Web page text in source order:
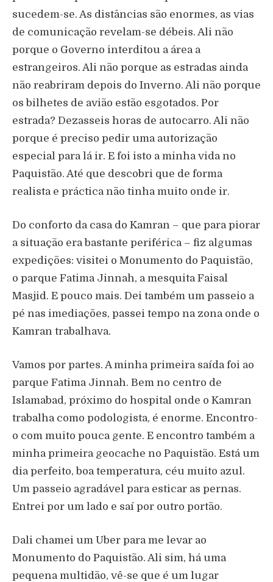
sucedem-se. As distâncias são enormes, as vias
de comunicação revelam-se débeis. Ali não
porque o Governo interditou a área a
estrangeiros. Ali não porque as estradas ainda
não reabriram depois do Inverno. Ali não porque
os bilhetes de avião estão esgotados. Por
estrada? Dezasseis horas de autocarro. Ali não
porque é preciso pedir uma autorização
especial para lá ir. E foi isto a minha vida no
Paquistão. Até que descobri que de forma
realista e práctica não tinha muito onde ir.
Do conforto da casa do Kamran – que para piorar
a situação era bastante periférica – fiz algumas
expedições: visitei o Monumento do Paquistão,
o parque Fatima Jinnah, a mesquita Faisal
Masjid. E pouco mais. Dei também um passeio a
pé nas imediações, passei tempo na zona onde o
Kamran trabalhava.
Vamos por partes. A minha primeira saída foi ao
parque Fatima Jinnah. Bem no centro de
Islamabad, próximo do hospital onde o Kamran
trabalha como podologista, é enorme. Encontro-
o com muito pouca gente. E encontro também a
minha primeira geocache no Paquistão. Está um
dia perfeito, boa temperatura, céu muito azul.
Um passeio agradável para esticar as pernas.
Entrei por um lado e saí por outro portão.
Dali chamei um Uber para me levar ao
Monumento do Paquistão. Ali sim, há uma
pequena multidão, vê-se que é um lugar